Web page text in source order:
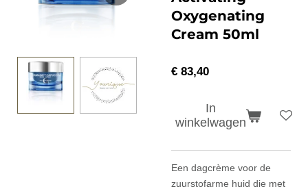
Oxygenating
Cream 50ml
€ 83,40
In
winkelwagen
Een dagcrème voor de
zuurstofarme huid die met